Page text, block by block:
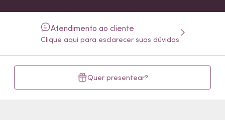
Atendimento ao cliente
Clique aqui para esclarecer suas dúvidas.
Quer presentear?